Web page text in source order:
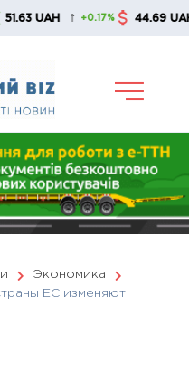
↑ +0.17% 44.69 UAH ↓ -
Экономика
ЕС изменяют